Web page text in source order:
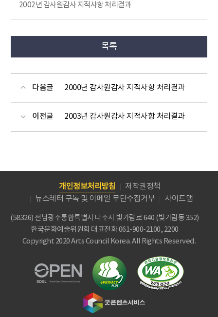
2002년 감사원감사 지적사항 처리결과
목록
다음글 2000년 감사원감사 지적사항 처리결과
이전글 2003년 감사원감사 지적사항 처리결과
개인정보처리방침
저작권정책
뉴스레터 구독 및 이메일 무단수집거부
사이트맵
(58326) 전남광주통합특별시 나주시 빛가람로 640 (빛가람동 352)
한국문화예술위원회 대표전화 061-900-2100, 2200
Copyright 2020 Arts Council Korea. All Rights Reserved.